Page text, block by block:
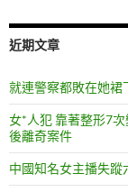
近期文章
就連警察都敗在她裙
女*人犯 靠著整形7
後離奇案件
中國知名女主播失